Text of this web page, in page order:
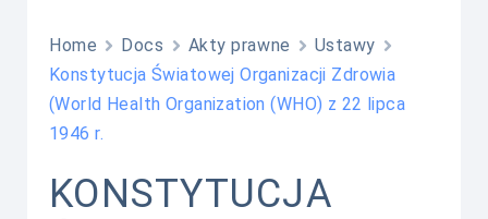
Home Docs Akty prawne
Ustawy
Konstytucja Światowej Organizacji Zdrowia
(World Health Organization (WHO) z 22 lipca
1946 r.
KONSTYTUCJA